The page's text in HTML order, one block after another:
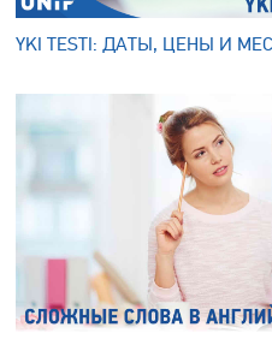
YKI TESTI: ДАТЫ, ЦЕНЫ И